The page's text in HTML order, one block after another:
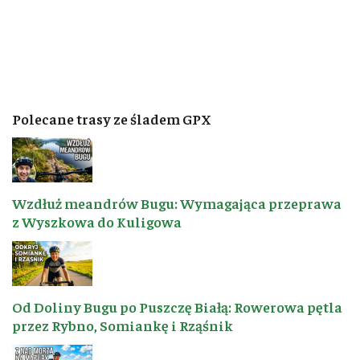
Polecane trasy ze śladem GPX
Wzdłuż meandrów Bugu: Wymagająca przeprawa
z Wyszkowa do Kuligowa
Od Doliny Bugu po Puszczę Białą: Rowerowa pętla
przez Rybno, Somiankę i Rząśnik